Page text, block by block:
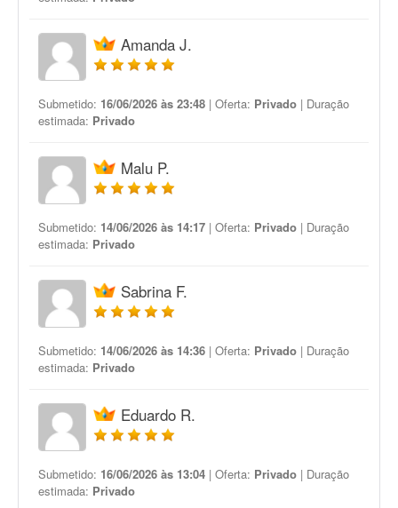
Amanda J.
Submetido: 16/06/2026 às 23:48 | Oferta: Privado | Duração
estimada: Privado
Malu P.
Submetido: 14/06/2026 às 14:17 | Oferta: Privado | Duração
estimada: Privado
Sabrina F.
Submetido: 14/06/2026 às 14:36 | Oferta: Privado | Duração
estimada: Privado
Eduardo R.
Submetido: 16/06/2026 às 13:04 | Oferta: Privado | Duração
estimada: Privado